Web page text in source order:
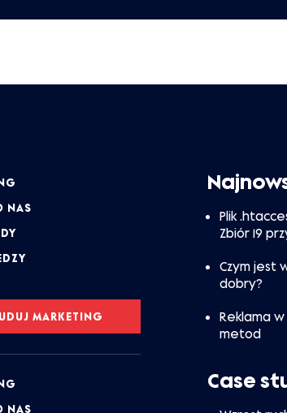
NAS
MARKETING
NAS
Plik
Zbiór 19
Czym jest
dobry?
Reklama
metod
Case